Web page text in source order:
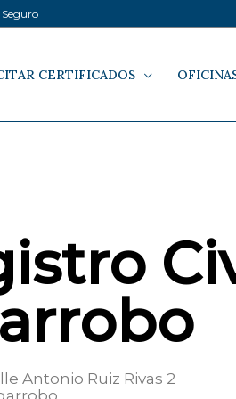
CERTIFICADOS
Antonio Ruiz Rivas 2